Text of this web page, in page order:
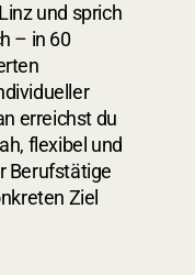
und sprich
– in 60
erreichst du
flexibel und
Berufstätige
Ziel